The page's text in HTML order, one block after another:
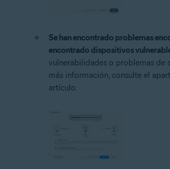
Se han encontrado problemas
encontrado dispositivos
vulnerabilidades o problemas de
más información, consulte el
artículo.